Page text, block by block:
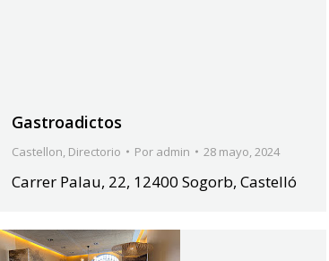
Gastroadictos
Castellon, Directorio Por admin 28 mayo, 2024
Carrer Palau, 22, 12400 Sogorb, Castelló